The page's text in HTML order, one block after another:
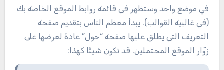
في موضع واحد وستظهر في قائمة روابط الموقع الخاصة بك
(في غالبية القوالب). يبدأ معظم الناس بتقديم صفحة
التعريف التي يطلق عليها صفحة “حول” عادةً لعرضها على
زوّار الموقع المحتملين. قد تكون شيئًا كهذا: